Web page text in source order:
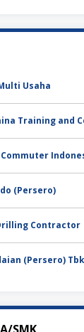
Usaha
Training and
(Persero)
Contractor
(Persero) Tbk
SMK